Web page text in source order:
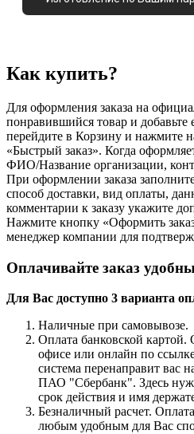
Как купить?
Для оформления заказа на
понравившийся товар и добавьте
перейдите в Корзину и нажмите
«Быстрый заказ». Когда
ФИО/Название организации,
При оформлении заказа
способ доставки, вид оплаты,
комментарии к заказу укажите
Нажмите кнопку «Оформить
менеджер компании для
Оплачивайте заказ
Для Вас доступно 3 варианта
Наличные при самовывозе.
Оплата банковской картой.
офисе или онлайн по
система перенаправит вас
ПАО "Сбербанк". Здесь
срок действия и имя
Безналичный расчет.
любым удобным для Вас